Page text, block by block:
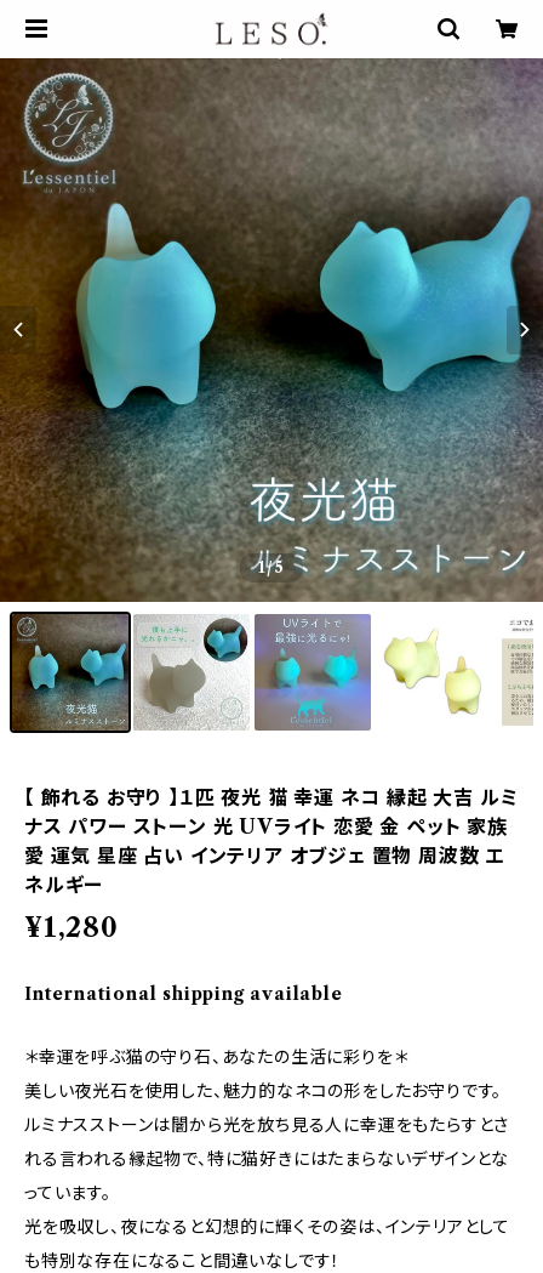
1/5
【 飾れる お守り 】１匹 夜光 猫 幸運 ネコ 縁起 大吉 ルミ
ナス パワー ストーン 光 UVライト 恋愛 金 ペット 家族
愛 運気 星座 占い インテリア オブジェ 置物 周波数 エ
ネルギー
¥1,280
International shipping available
＊幸運を呼ぶ猫の守り石、あなたの生活に彩りを＊
美しい夜光石を使用した、魅力的なネコの形をしたお守りです。
ルミナスストーンは闇から光を放ち見る人に幸運をもたらすとさ
れる言われる縁起物で、特に猫好きにはたまらないデザインとな
っています。
光を吸収し、夜になると幻想的に輝くその姿は、インテリアとして
も特別な存在になること間違いなしです！